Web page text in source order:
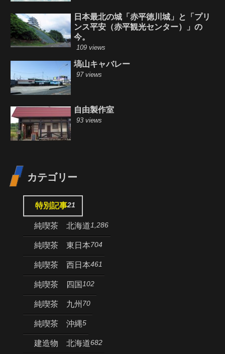
日本最北の城「赤平徳川城」と「プリ
ンス平安（赤平観光センター）」の
今。
109 views
塙山キャバレー
97 views
自由製作室
93 views
カテゴリー
特別記事21
純喫茶 北海道1,286
純喫茶 東日本704
純喫茶 西日本461
純喫茶 四国 102
純喫茶 九州 70
純喫茶 沖縄5
建造物 北海道682